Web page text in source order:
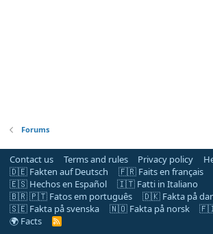
Forums
Contact us Terms and rules Privacy policy
🇩🇪 Fakten auf Deutsch
🇫🇷 Faits en français
🇪🇸 Hechos en Español
🇮🇹 Fatti in Italiano
🇧🇷 🇵🇹 Fatos em português
🇩🇰 Fakta på
🇸🇪 Fakta på svenska
🇳🇴 Fakta på norsk
🇫🇮
🌍 Facts
R